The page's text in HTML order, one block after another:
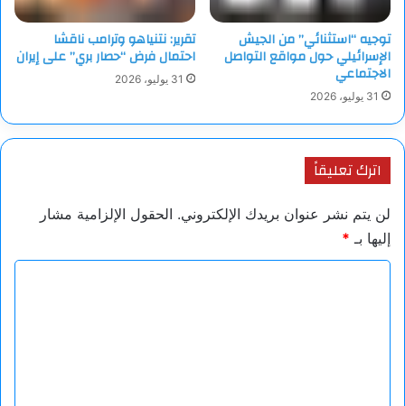
توجيه “استثنائي” من الجيش
الإسرائيلي حول مواقع التواصل
الاجتماعي
31 يوليو، 2026
تقرير: نتنياهو وترامب ناقشا
احتمال فرض “حصار بري” على إيران
31 يوليو، 2026
اترك تعليقاً
لن يتم نشر عنوان بريدك الإلكتروني. الحقول الإلزامية مشار
إليها بـ *